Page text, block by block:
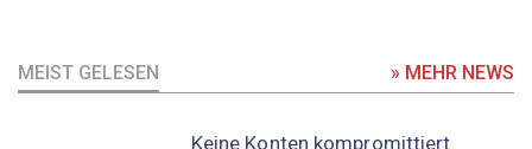
MEIST GELESEN » MEHR NEWS
Keine Konten kompromittiert